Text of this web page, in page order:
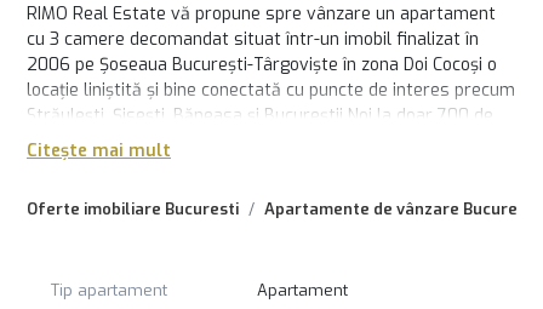
Oferte imobiliare Bucuresti Apartamente de vânzare Bucuresti
RIMO Real Estate vă propune spre vânzare un apartament
cu 3 camere decomandat situat într-un imobil finalizat în
2006 pe Șoseaua București-Târgoviște în zona Doi Cocoși o
locație liniștită și bine conectată cu puncte de interes precum
Străulești, Șisești, Băneasa și Bucureștii Noi la doar 700 de
metri de stația de metrou Străulești și la 300 de metri de
magazine precum Kaufland și Lidl
Apartamentul se află la etajul 1 într-un bloc cu regim de
termopan însumând 12.10 metri pătrați spații ideale pentru
Citește mai mult
Tip apartament Apartament